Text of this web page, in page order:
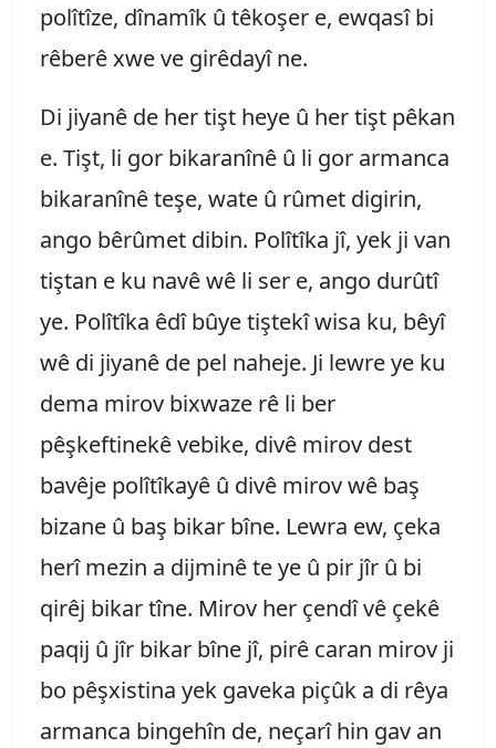
polîtîze, dînamîk û têkoşer e, ewqasî bi
rêberê xwe ve girêdayî ne.
Di jiyanê de her tişt heye û her tişt pêkan
e. Tişt, li gor bikaranînê û li gor armanca
bikaranînê teşe, wate û rûmet digirin,
ango bêrûmet dibin. Polîtîka jî, yek ji van
tiştan e ku navê wê li ser e, ango durûtî
ye. Polîtîka êdî bûye tiştekî wisa ku, bêyî
wê di jiyanê de pel naheje. Ji lewre ye ku
dema mirov bixwaze rê li ber
pêşkeftinekê vebike, divê mirov dest
bavêje polîtîkayê û divê mirov wê baş
bizane û baş bikar bîne. Lewra ew, çeka
herî mezin a dijminê te ye û pir jîr û bi
qirêj bikar tîne. Mirov her çendî vê çekê
paqij û jîr bikar bîne jî, pirê caran mirov ji
bo pêşxistina yek gaveka piçûk a di rêya
armanca bingehîn de, neçarî hin gav an